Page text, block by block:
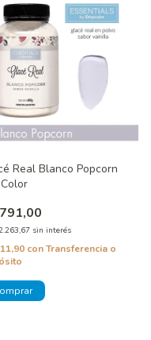
Real Blanco Popcorn
sin interés
conTransferencia o